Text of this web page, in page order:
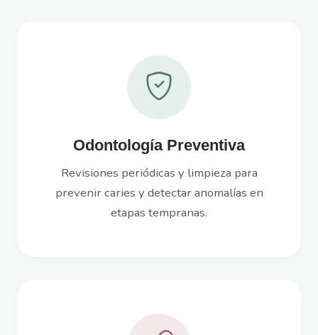
Odontología Preventiva
Revisiones periódicas y limpieza para
prevenir caries y detectar anomalías en
etapas tempranas.